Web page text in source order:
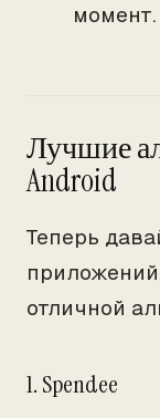
момент.
Лучшие
Android
Теперь
отличной
1. Spendee